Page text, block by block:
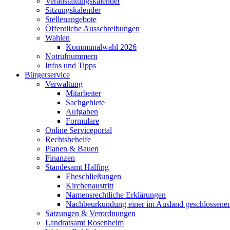
Sitzungskalender
Stellenangebote
Öffentliche Ausschreibungen
Wahlen
Kommunalwahl 2026
Notrufnummern
Infos und Tipps
Bürgerservice
Verwaltung
Mitarbeiter
Sachgebiete
Aufgaben
Formulare
Online Serviceportal
Rechtsbehelfe
Planen & Bauen
Finanzen
Standesamt Halfing
Eheschließungen
Kirchenaustritt
Namensrechtliche Erklärungen
Nachbeurkundung einer im Ausland
Satzungen & Verordnungen
Landratsamt Rosenheim